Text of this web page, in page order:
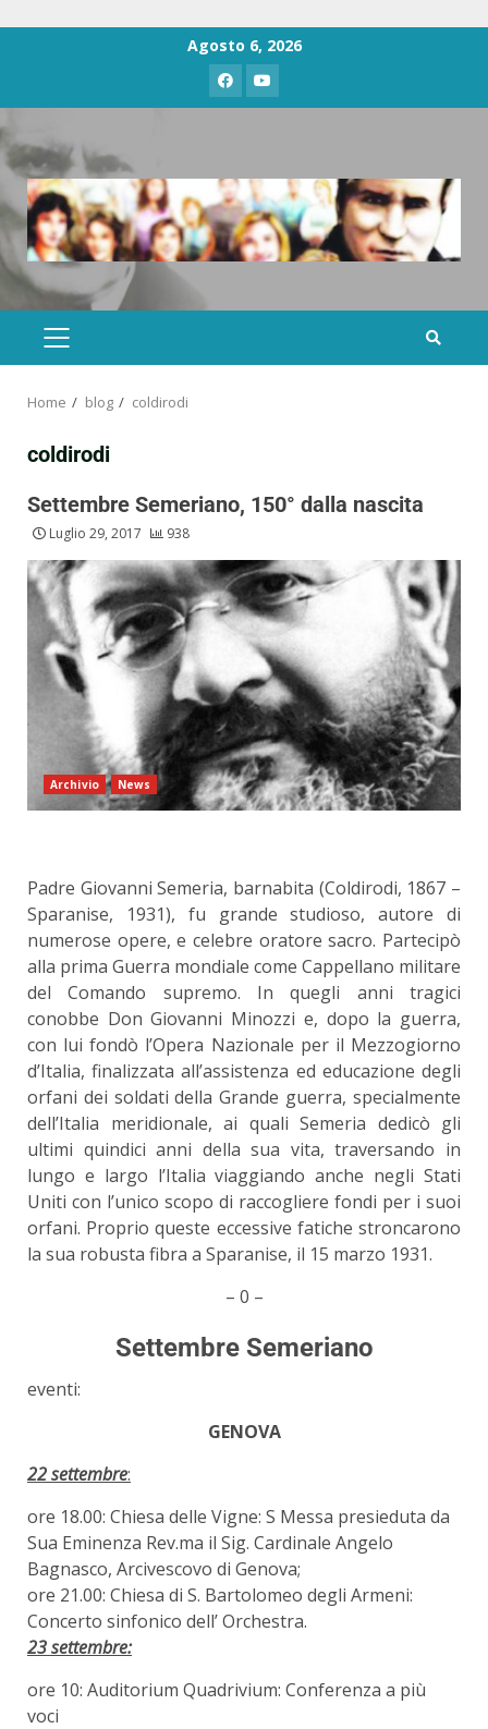
Agosto 6, 2026
Home blog coldirodi
coldirodi
Settembre Semeriano, 150° dalla nascita
Luglio 29, 2017 938
Archivio News
Padre Giovanni Semeria, barnabita (Coldirodi, 1867 –
Sparanise, 1931), fu grande studioso, autore di
numerose opere, e celebre oratore sacro. Partecipò
alla prima Guerra mondiale come Cappellano militare
del Comando supremo. In quegli anni tragici
conobbe Don Giovanni Minozzi e, dopo la guerra,
con lui fondò l’Opera Nazionale per il Mezzogiorno
d’Italia, finalizzata all’assistenza ed educazione degli
orfani dei soldati della Grande guerra, specialmente
dell’Italia meridionale, ai quali Semeria dedicò gli
ultimi quindici anni della sua vita, traversando in
lungo e largo l’Italia viaggiando anche negli Stati
Uniti con l’unico scopo di raccogliere fondi per i suoi
orfani. Proprio queste eccessive fatiche stroncarono
la sua robusta fibra a Sparanise, il 15 marzo 1931.
– 0 –
Settembre Semeriano
eventi:
GENOVA
22 settembre:
ore 18.00: Chiesa delle Vigne: S Messa presieduta da
Sua Eminenza Rev.ma il Sig. Cardinale Angelo
Bagnasco, Arcivescovo di Genova;
ore 21.00: Chiesa di S. Bartolomeo degli Armeni:
Concerto sinfonico dell’ Orchestra.
23 settembre:
ore 10: Auditorium Quadrivium: Conferenza a più
voci